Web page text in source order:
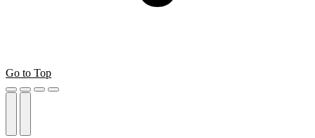
Go to Top